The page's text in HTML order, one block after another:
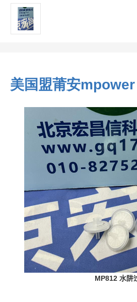
美国盟莆安
MP812 水阱